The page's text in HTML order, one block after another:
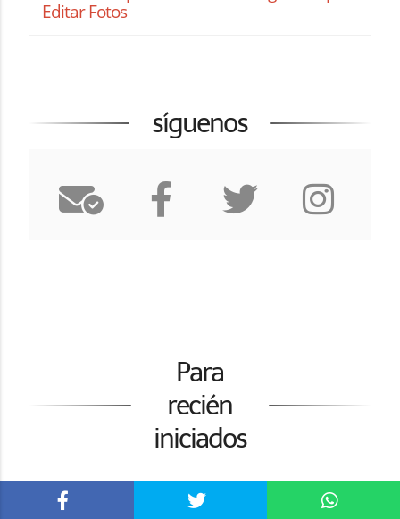
Editar Fotos
síguenos
Para
recién
iniciados
Me Gusta la Fotografía ¿Por Dónde Empiezo?